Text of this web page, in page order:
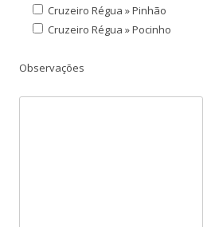
Cruzeiro Régua » Pinhão
Cruzeiro Régua » Pocinho
Observações